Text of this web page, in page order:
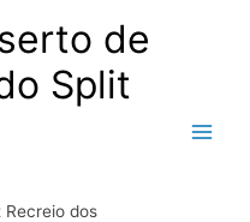
de
Split
Recreio dos